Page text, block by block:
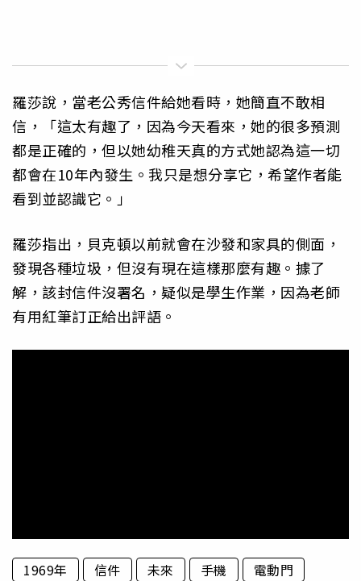
羅莎說，當老公秀信件給她看時，她簡直不敢相
信，「這太有趣了，因為今天看來，她的很多預測
都是正確的，但以她幼稚天真的方式她認為這一切
都會在10年內發生。我只是想分享它，希望作者能
看到並認識它。」
羅莎指出，貝克頓以前就會在沙發和家具的側面，
發現各種垃圾，但沒有現在這樣那麼有趣。據了
解，該封信件沒署名，疑似是學生作業，因為老師
有用紅筆訂正給出評語。
1969年 信件 未來 手機
電動門